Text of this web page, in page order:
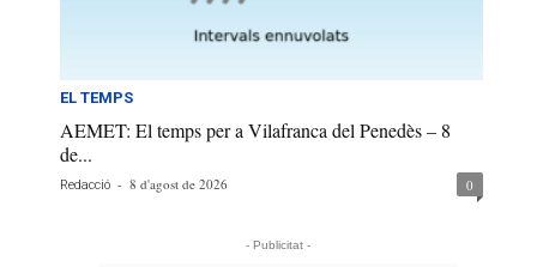
EL TEMPS
AEMET: El temps per a Vilafranca del Penedès – 8
de...
Redacció - 8 d'agost de 2026 0
- Publicitat -